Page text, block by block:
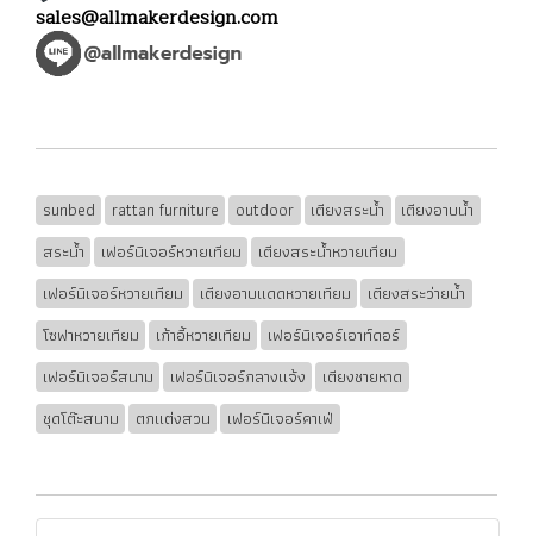
sales@allmakerdesign.com
sunbed rattan furniture outdoor เตียงสระน้ำ
เตียงอาบน้ำ
สระน้ำ
เฟอร์นิเจอร์หวายเทียม
เตียงสระน้ำหวายเทียม
เฟอร์นิเจอร์หวายเทียม
เตียงอาบแดดหวายเทียม
เตียงสระว่ายน้ำ
โซฟาหวายเทียม
เก้าอี้หวายเทียม
เฟอร์นิเจอร์เอาท์ดอร์
เฟอร์นิเจอร์สนาม
เฟอร์นิเจอร์กลางแจ้ง
เตียงชายหาด
ชุดโต๊ะสนาม
ตกแต่งสวน เฟอร์นิเจอร์คาเฟ่